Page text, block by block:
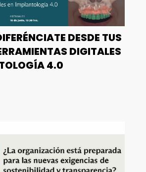
DESDE TUS
DIGITALES
4.0